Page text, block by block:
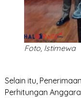
Foto, Istimewa
‎Selain itu,
Perhitungan